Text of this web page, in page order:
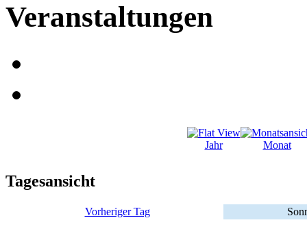
Veranstaltungen
Jahr Monat
Tagesansicht
Vorheriger Tag